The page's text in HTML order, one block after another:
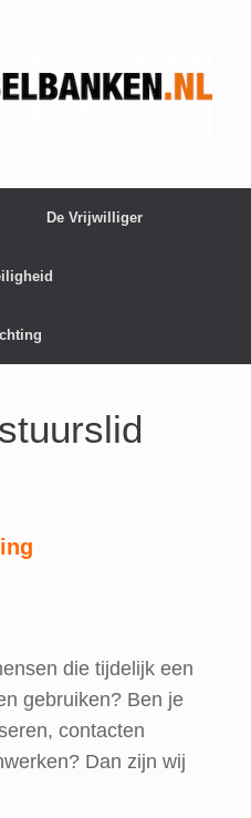
De Vrijwilliger
die tijdelijk een
gebruiken? Ben je
contacten
Dan zijn wij